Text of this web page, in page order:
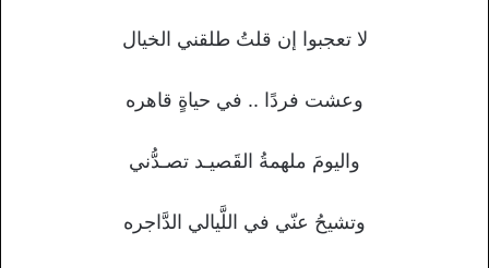
لا تعجبوا إن قلتُ طلقني الخيال
وعشت فردًا .. في حياةٍ قاهره
واليومَ ملهمةُ القَصيـد تصـدُّني
وتشيحُ عنّي في اللَّيالي الدَّاجره